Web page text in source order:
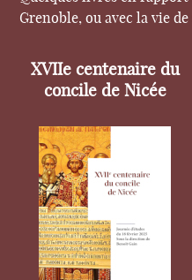
Grenoble, ou avec la vie
XVIIe centenaire du
concile de Nicée